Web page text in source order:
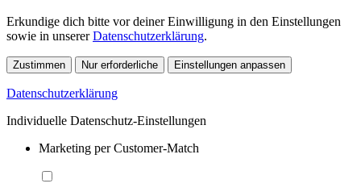
Erkundige dich bitte vor deiner Einwilligung in den Einstellungen
sowie in unsererDatenschutzerklärung.
Zustimmen Nur erforderliche Einstellungen anpassen
Datenschutzerklärung
Individuelle Datenschutz-Einstellungen
Marketing per Customer-Match